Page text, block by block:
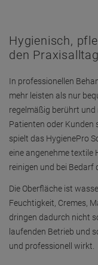
Hygienisch,
den Praxisalltag
In professionellen
mehr leisten als nur
regelmäßig berührt
Patienten oder Kunden
spielt das HygienePro
eine angenehme textile
reinigen und bei Bedarf
Die Oberfläche ist
Feuchtigkeit, Cremes,
dringen dadurch nicht
laufenden Betrieb und
und professionell wirkt.